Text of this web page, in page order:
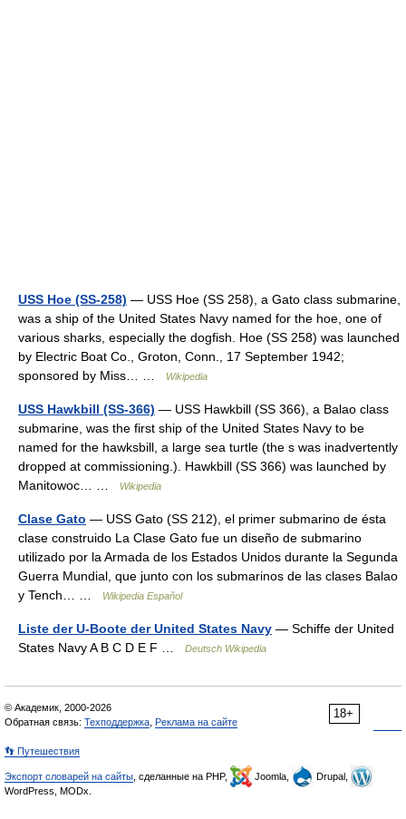
USS Hoe (SS-258) — USS Hoe (SS 258), a Gato class submarine,
was a ship of the United States Navy named for the hoe, one of
various sharks, especially the dogfish. Hoe (SS 258) was launched
by Electric Boat Co., Groton, Conn., 17 September 1942;
sponsored by Miss… …
Wikipedia
USS Hawkbill (SS-366) — USS Hawkbill (SS 366), a Balao class
submarine, was the first ship of the United States Navy to be
named for the hawksbill, a large sea turtle (the s was inadvertently
dropped at commissioning.). Hawkbill (SS 366) was launched by
Manitowoc… …
Wikipedia
Clase Gato — USS Gato (SS 212), el primer submarino de ésta
clase construido La Clase Gato fue un diseño de submarino
utilizado por la Armada de los Estados Unidos durante la Segunda
Guerra Mundial, que junto con los submarinos de las clases Balao
y Tench… …
Wikipedia Español
Liste der U-Boote der United States Navy — Schiffe der United
States Navy A B C D E F …
Deutsch Wikipedia
18+
© Академик, 2000-2026
Обратная связь: Техподдержка Реклама на сайте
👣 Путешествия
Экспорт словарей на сайты , сделанные на PHP, Joomla,
Drupal,
WordPress, MODx.